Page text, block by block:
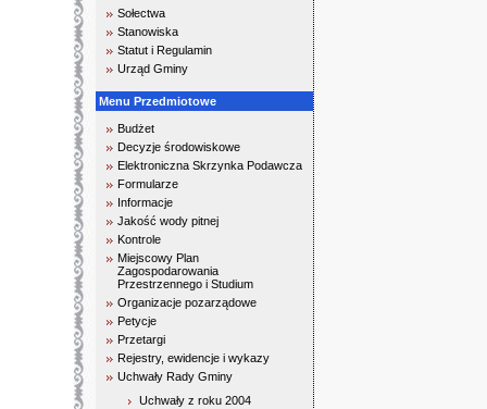
Sołectwa
Stanowiska
Statut i Regulamin
Urząd Gminy
Menu Przedmiotowe
Budżet
Decyzje środowiskowe
Elektroniczna Skrzynka Podawcza
Formularze
Informacje
Jakość wody pitnej
Kontrole
Miejscowy Plan
Zagospodarowania
Przestrzennego i Studium
Organizacje pozarządowe
Petycje
Przetargi
Rejestry, ewidencje i wykazy
Uchwały Rady Gminy
Uchwały z roku 2004